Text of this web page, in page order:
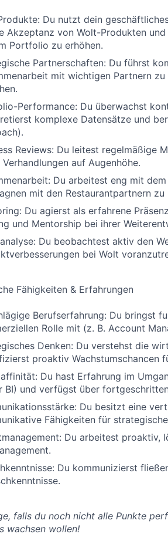
Du nutzt dein
Akzeptanz von Wolt-Produkten
Portfolio zu erhöhen.
Partnerschaften: Du führst
mit wichtigen Partnern
Performance: Du überwachst
komplexe Datensätze und
Reviews: Du leitest regelmäßige
auf Augenhöhe.
Du arbeitest eng mit
mit den Restaurantpartnern
Du agierst als erfahrene
und Mentorship bei ihrer
Du beobachtest aktiv den
bei Wolt
Fähigkeiten & Erfahrungen
Berufserfahrung: Du bringst
Rolle mit (z. B. Account
Denken: Du verstehst die
proaktiv Wachstumschancen
Du hast Erfahrung im
BI) und verfügst über
Du besitzt eine
Fähigkeiten für
Du arbeitest
Du kommunizierst
falls du noch nicht alle Punkte
wachsen wollen!